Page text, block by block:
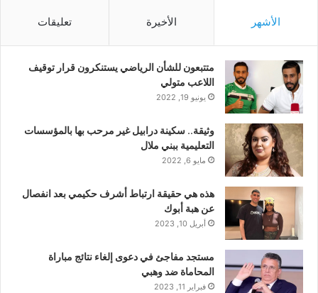
الأشهر الأخيرة تعليقات
متتبعون للشأن الرياضي يستنكرون قرار توقيف
اللاعب متولي
يونيو 19, 2022
وثيقة.. سكينة درابيل غير مرحب بها بالمؤسسات
التعليمية ببني ملال
مايو 6, 2022
هذه هي حقيقة ارتباط أشرف حكيمي بعد انفصال
عن هبة أبوك
أبريل 10, 2023
مستجد مفاجئ في دعوى إلغاء نتائج مباراة
المحاماة ضد وهبي
فبراير 11, 2023